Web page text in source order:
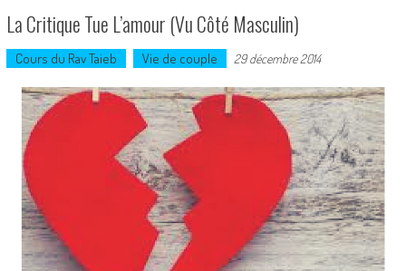
La Critique Tue L’amour (vu Côté Masculin)
Cours du Rav Taieb Vie de couple 29 décembre 2014